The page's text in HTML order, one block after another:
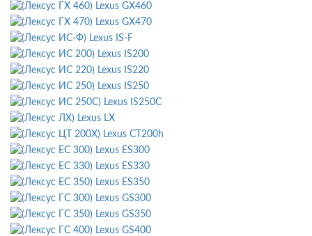
Lexus GX460
Lexus GX470
Lexus IS-F
Lexus IS200
Lexus IS220
Lexus IS250
Lexus IS250C
Lexus LX
Lexus CT200h
Lexus ES300
Lexus ES330
Lexus ES350
Lexus GS300
Lexus GS350
Lexus GS400